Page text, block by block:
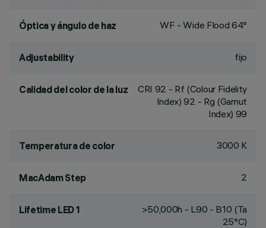
Óptica y ángulo de haz WF - Wide Flood 64°
Adjustability fijo
Calidad del color de la luz CRI 92 - Rf (Colour Fidelity
Index) 92 - Rg (Gamut
Index) 99
Temperatura de color 3000 K
MacAdam Step 2
Lifetime LED 1
>50,000h - L90 - B10 (Ta
25°C)